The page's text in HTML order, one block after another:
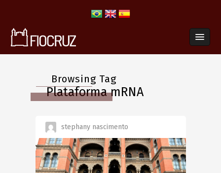
Browsing Tag
Plataforma mRNA
stephany nascimento